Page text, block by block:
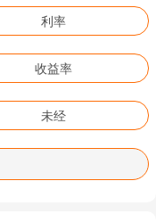
利率
收益率
未经